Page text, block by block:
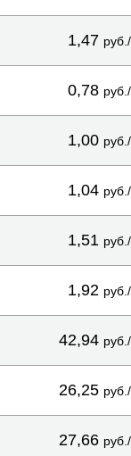
1,47
0,78
1,00
1,04
1,51
1,92
42,94
26,25
27,66